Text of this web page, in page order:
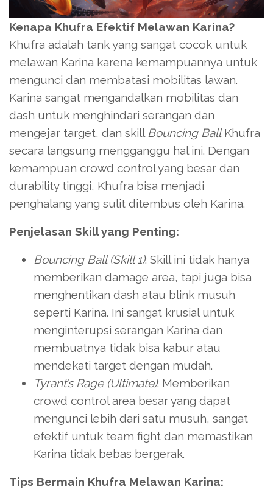
Kenapa Khufra Efektif Melawan Karina?
Khufra adalah tank yang sangat cocok untuk
melawan Karina karena kemampuannya untuk
mengunci dan membatasi mobilitas lawan.
Karina sangat mengandalkan mobilitas dan
dash untuk menghindari serangan dan
mengejar target, dan skillBouncing BallKhufra
secara langsung mengganggu hal ini. Dengan
kemampuan crowd control yang besar dan
durability tinggi, Khufra bisa menjadi
penghalang yang sulit ditembus oleh Karina.
Penjelasan Skill yang Penting:
Bouncing Ball (Skill 1): Skill ini tidak hanya
memberikan damage area, tapi juga bisa
menghentikan dash atau blink musuh
seperti Karina. Ini sangat krusial untuk
menginterupsi serangan Karina dan
membuatnya tidak bisa kabur atau
mendekati target dengan mudah.
Tyrant’s Rage (Ultimate): Memberikan
crowd control area besar yang dapat
mengunci lebih dari satu musuh, sangat
efektif untuk team fight dan memastikan
Karina tidak bebas bergerak.
Tips Bermain Khufra Melawan Karina: